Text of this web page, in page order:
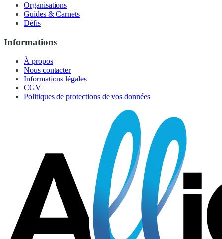
Organisations
Guides & Carnets
Défis
Informations
À propos
Nous contacter
Informations légales
CGV
Politiques de protections de vos données